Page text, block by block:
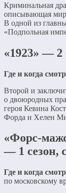
Криминальная
описывающая мир
В одной из
«Подпольная
«1923» — 2
Где и когда
Второй и
о двоюродных
героя Кевина
Форда и Хелен
«Форс-
— 1 сезон,
Где и когда
по московскому